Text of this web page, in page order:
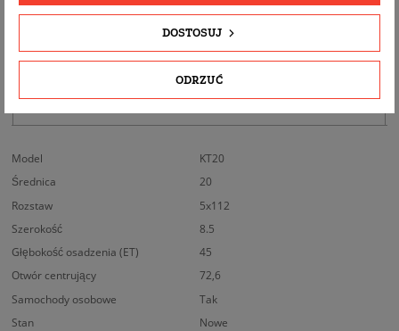
SZCZEGÓŁY PRODUKTU
DOPASOWANIE
Model
KT20
Średnica
20
Rozstaw
5x112
Szerokość
8.5
Głębokość osadzenia (ET)
45
Otwór centrujący
72,6
Samochody osobowe
Tak
Stan
Nowe
ODRZUĆ
DOSTOSUJ